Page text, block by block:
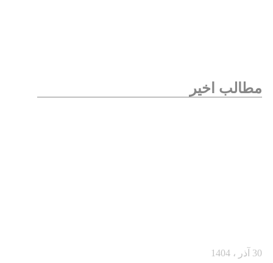
مطالب اخیر
30 آذر ، 1404